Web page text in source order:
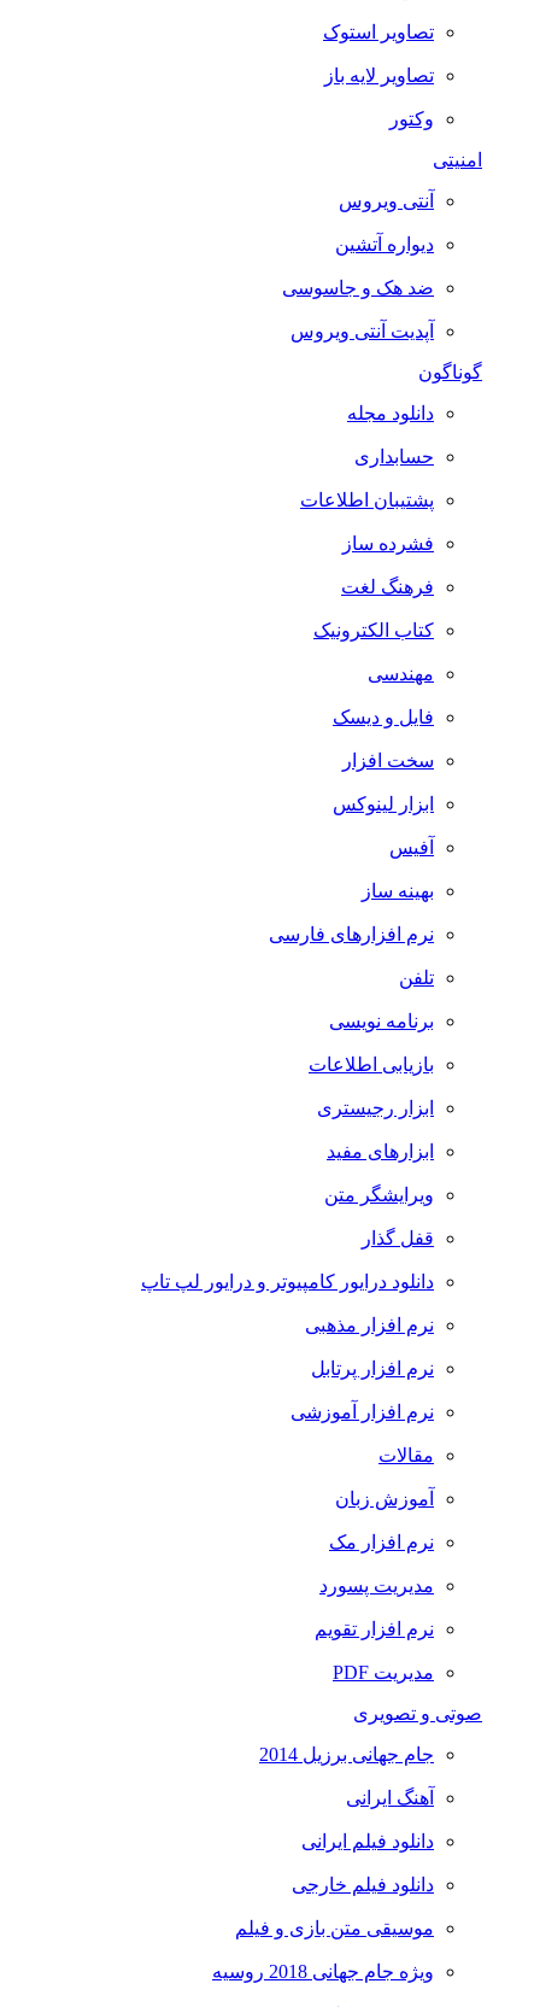
تصاویر استوک
تصاویر لایه باز
وکتور
امنیتی
آنتی ویروس
دیواره آتشین
ضد هک و جاسوسی
آپدیت آنتی ویروس
گوناگون
دانلود مجله
حسابداری
پشتیبان اطلاعات
فشرده ساز
فرهنگ لغت
کتاب الکترونیک
مهندسی
فایل و دیسک
سخت افزار
ابزار لینوکس
آفیس
بهینه ساز
نرم افزارهای فارسی
تلفن
برنامه نویسی
بازیابی اطلاعات
ابزار رجیستری
ابزارهای مفید
ویرایشگر متن
قفل گذار
دانلود درایور کامپیوتر و درایور لپ تاپ
نرم افزار مذهبی
نرم افزار پرتابل
نرم افزار آموزشی
مقالات
آموزش زبان
نرم افزار مک
مدیریت پسورد
نرم افزار تقویم
مدیریت PDF
صوتی و تصویری
جام جهانی برزیل 2014
آهنگ ایرانی
دانلود فیلم ایرانی
دانلود فیلم خارجی
موسیقی متن بازی و فیلم
ویژه جام جهانی 2018 روسیه